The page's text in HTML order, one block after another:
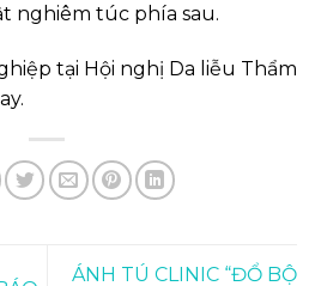
nghiêm túc phía sau.
tại Hội nghị Da liễu Thẩm
ÁNH TÚ CLINIC “ĐỔ BỘ